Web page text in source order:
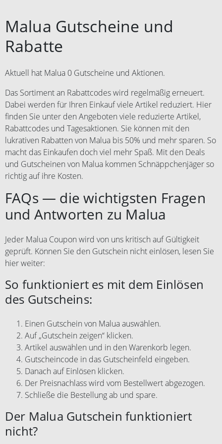
Malua Gutscheine und
Rabatte
Aktuell hat Malua 0 Gutscheine und Aktionen.
Das Sortiment an Rabattcodes wird regelmäßig erneuert.
Dabei werden für Ihren Einkauf viele Artikel reduziert. Hier
finden Sie unter den Angeboten viele reduzierte Artikel,
Rabattcodes und Tagesaktionen. Sie können mit den
lukrativen Rabatten von Malua bis 50% und mehr sparen. So
macht das Einkaufen doch viel mehr Spaß. Mit den Deals
und Gutscheinen von Malua kommen Schnäppchenjäger so
richtig auf ihre Kosten.
FAQs — die wichtigsten Fragen
und Antworten zu Malua
Jeder Malua Coupon wird von uns kritisch auf Gültigkeit
geprüft. Können Sie den Gutschein nicht einlösen, lesen Sie
hier weiter:
So funktioniert es mit dem Einlösen
des Gutscheins:
Einen Gutschein von Malua auswählen.
Auf „Gutschein zeigen“ klicken.
Artikel auswählen und in den Warenkorb legen.
Gutscheincode in das Gutscheinfeld eingeben.
Danach auf Einlösen klicken.
Der Preisnachlass wird vom Bestellwert abgezogen.
Schließe die Bestellung ab und spare.
Der Malua Gutschein funktioniert
nicht?